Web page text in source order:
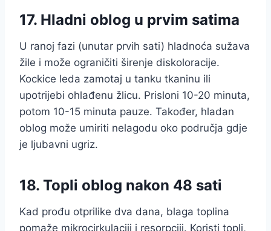
17. Hladni oblog u prvim satima
U ranoj fazi (unutar prvih sati) hladnoća sužava
žile i može ograničiti širenje diskoloracije.
Kockice leda zamotaj u tanku tkaninu ili
upotrijebi ohlađenu žlicu. Prisloni 10-20 minuta,
potom 10-15 minuta pauze. Također, hladan
oblog može umiriti nelagodu oko područja gdje
je ljubavni ugriz.
18. Topli oblog nakon 48 sati
Kad prođu otprilike dva dana, blaga toplina
pomaže mikrocirkulaciji i resorpciji. Koristi topli,